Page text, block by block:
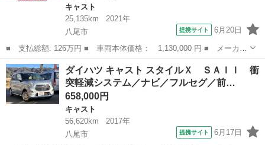
キャスト
25,135km
2021年
八尾市
提携サイト 6月20日
■ 支払総額: 126万円 ■ 車両本体価格： 1,130,000 円 ■ メーカー
名： ダイハツ ■ 車種名： キャスト ■ グレード名： スタイル
Ｇ ＶＳ ＳＡＩＩＩ １オーナー Ｍナビ フルセグ ＣＤ ＤＶ
Ｄ 全方位...
大阪 八尾市 キャスト
ダイハツ キャスト スタイルＸ ＳＡＩＩ 衝
突軽減システム／ナビ／フルセグ／前…
658,000円
キャスト
56,620km
2017年
八尾市
提携サイト 6月17日